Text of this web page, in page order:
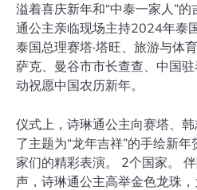
溢着喜庆新年和“中泰一家人”
通公主亲临现场主持2024年泰
泰国总理赛塔·塔旺、旅游与体
萨克、曼谷市市长查查、中国
动祝愿中国农历新年。
仪式上，诗琳通公主向赛塔、
了主题为“龙年吉祥”的手绘新
家们的精彩表演。 2个国家。
声，诗琳通公主高举金色龙珠